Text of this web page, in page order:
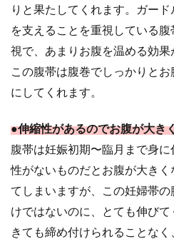
りと果たしてくれます。ガー
を支えることを重視している
視で、あまりお腹を温める効果
この腹帯は腹巻でしっかりと
にしてくれます。
●伸縮性があるのでお腹が大き
腹帯は妊娠初期〜臨月まで身
性がないものだとお腹が大き
てしまいますが、この妊婦帯
けではないのに、とても伸び
きても締め付けられることな